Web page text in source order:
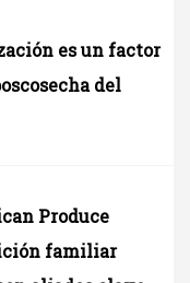
es un factor
del
Produce
familiar